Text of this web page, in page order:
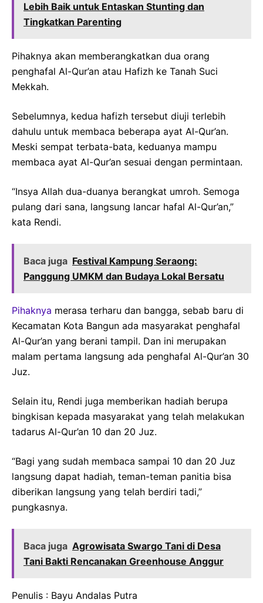
Lebih Baik untuk Entaskan Stunting dan
Tingkatkan Parenting
Pihaknya akan memberangkatkan dua orang
penghafal Al-Qur’an atau Hafizh ke Tanah Suci
Mekkah.
Sebelumnya, kedua hafizh tersebut diuji terlebih
dahulu untuk membaca beberapa ayat Al-Qur’an.
Meski sempat terbata-bata, keduanya mampu
membaca ayat Al-Qur’an sesuai dengan permintaan.
“Insya Allah dua-duanya berangkat umroh. Semoga
pulang dari sana, langsung lancar hafal Al-Qur’an,”
kata Rendi.
Baca juga Festival Kampung Seraong:
Panggung UMKM dan Budaya Lokal Bersatu
Pihaknya merasa terharu dan bangga, sebab baru di
Kecamatan Kota Bangun ada masyarakat penghafal
Al-Qur’an yang berani tampil. Dan ini merupakan
malam pertama langsung ada penghafal Al-Qur’an 30
Juz.
Selain itu, Rendi juga memberikan hadiah berupa
bingkisan kepada masyarakat yang telah melakukan
tadarus Al-Qur’an 10 dan 20 Juz.
“Bagi yang sudah membaca sampai 10 dan 20 Juz
langsung dapat hadiah, teman-teman panitia bisa
diberikan langsung yang telah berdiri tadi,”
pungkasnya.
Baca juga Agrowisata Swargo Tani di Desa
Tani Bakti Rencanakan Greenhouse Anggur
Penulis : Bayu Andalas Putra